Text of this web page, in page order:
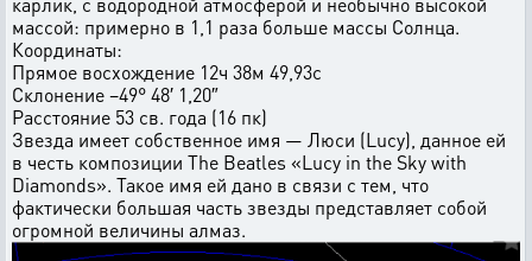
массой: примерно в 1,1 раза больше массы Солнца.
Координаты:
Прямое восхождение 12ч 38м 49,93с
Склонение −49° 48′ 1,20″
Расстояние 53 св. года (16 пк)
Звезда имеет собственное имя — Люси (Lucy), данное ей
в честь композиции The Beatles «Lucy in the Sky with
Diamonds». Такое имя ей дано в связи с тем, что
фактически большая часть звезды представляет собой
огромной величины алмаз.